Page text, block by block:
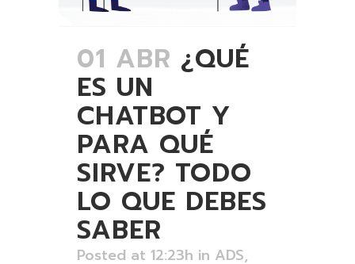
01 ABR ¿QUÉ
ES UN
CHATBOT Y
PARA QUÉ
SIRVE? TODO
LO QUE DEBES
SABER
Posted at 12:23h in ADS,